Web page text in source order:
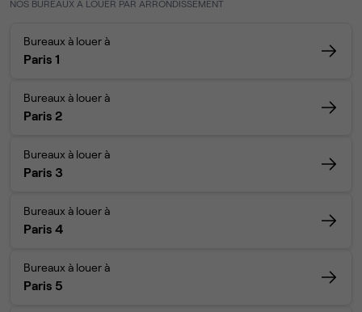
NOS BUREAUX À LOUER PAR ARRONDISSEMENT
Bureaux à louer à
Paris 1
Bureaux à louer à
Paris 2
Bureaux à louer à
Paris 3
Bureaux à louer à
Paris 4
Bureaux à louer à
Paris 5